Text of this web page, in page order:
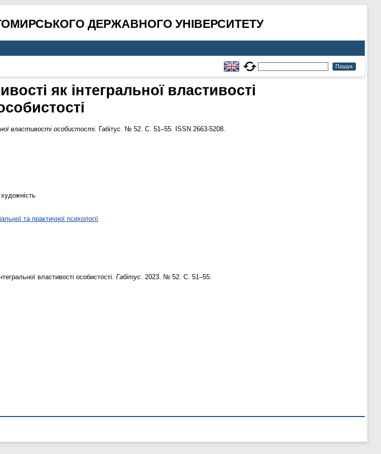
ДЕРЖАВНОГО УНІВЕРСИТЕТУ
як інтегральної властивості
властивості особистості. Габітус. № 52. С. 51–55. ISSN 2663-5208.
та практичної психології
властивості особистості. Габітус. 2023. № 52. С. 51–55.